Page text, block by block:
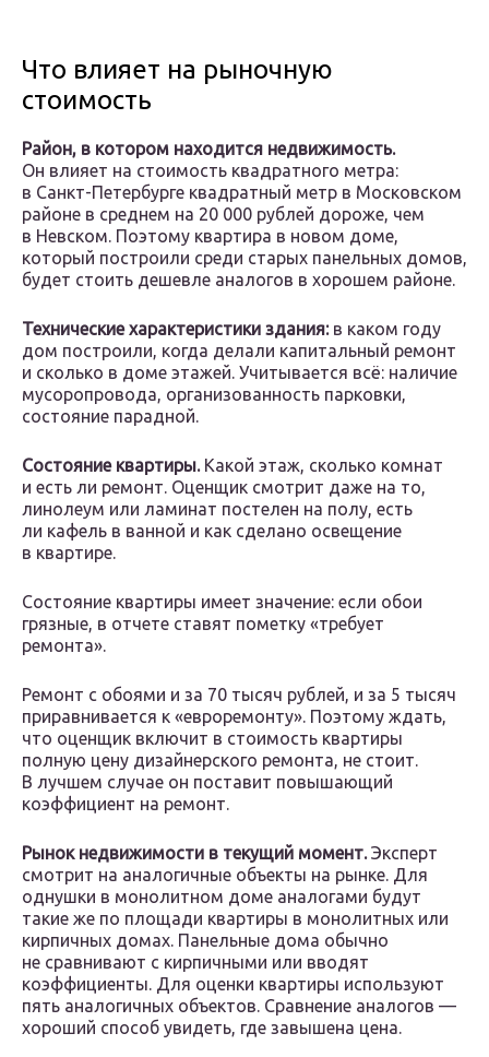
Что влияет на рыночную
стоимость
Район, в котором находится недвижимость.
Он влияет на стоимость квадратного метра:
в Санкт-Петербурге квадратный метр в Московском
районе в среднем на 20 000 рублей дороже, чем
в Невском. Поэтому квартира в новом доме,
который построили среди старых панельных домов,
будет стоить дешевле аналогов в хорошем районе.
Технические характеристики здания:в каком году
дом построили, когда делали капитальный ремонт
и сколько в доме этажей. Учитывается всё: наличие
мусоропровода, организованность парковки,
состояние парадной.
Состояние квартиры.Какой этаж, сколько комнат
и есть ли ремонт. Оценщик смотрит даже на то,
линолеум или ламинат постелен на полу, есть
ли кафель в ванной и как сделано освещение
в квартире.
Состояние квартиры имеет значение: если обои
грязные, в отчете ставят пометку «требует
ремонта».
Ремонт с обоями и за 70 тысяч рублей, и за 5 тысяч
приравнивается к «евроремонту». Поэтому ждать,
что оценщик включит в стоимость квартиры
полную цену дизайнерского ремонта, не стоит.
В лучшем случае он поставит повышающий
коэффициент на ремонт.
Рынок недвижимости в текущий момент.Эксперт
смотрит на аналогичные объекты на рынке. Для
однушки в монолитном доме аналогами будут
такие же по площади квартиры в монолитных или
кирпичных домах. Панельные дома обычно
не сравнивают с кирпичными или вводят
коэффициенты. Для оценки квартиры используют
пять аналогичных объектов. Сравнение аналогов —
хороший способ увидеть, где завышена цена.